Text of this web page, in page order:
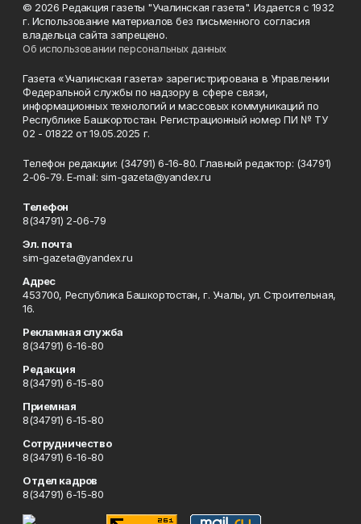
© 2026 Редакция газеты "Учалинская газета". Издается с 1932
г. Использование материалов без письменного согласия
владельца сайта запрещено.
Об использовании персональных данных
Газета «Учалинская газета» зарегистрирована в Управлении
Федеральной службы по надзору в сфере связи,
информационных технологий и массовых коммуникаций по
Республике Башкортостан. Регистрационный номер ПИ № ТУ
02 - 01822 от 19.05.2025 г.
Телефон редакции: (34791) 6-16-80. Главный редактор: (34791)
2-06-79. Е-mаil: sim-gazeta@yandex.ru
Телефон
8(34791) 2-06-79
Эл. почта
sim-gazeta@yandex.ru
Адрес
453700, Республика Башкортостан, г. Учалы, ул. Строительная,
16.
Рекламная служба
8(34791) 6-16-80
Редакция
8(34791) 6-15-80
Приемная
8(34791) 6-15-80
Сотрудничество
8(34791) 6-16-80
Отдел кадров
8(34791) 6-15-80